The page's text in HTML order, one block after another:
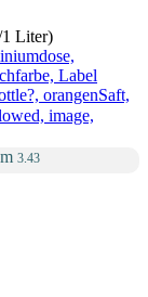
Liter)
3.43